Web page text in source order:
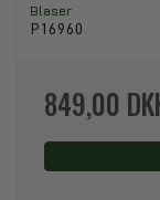
Blaser
P16960
849,00